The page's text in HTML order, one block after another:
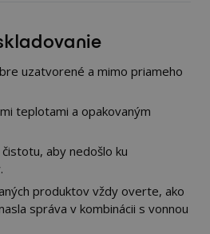
uzatvorené a mimo priameho
teplotami a opakovaným
aby nedošlo ku
produktov vždy overte, ako
správa v kombinácii s vonnou